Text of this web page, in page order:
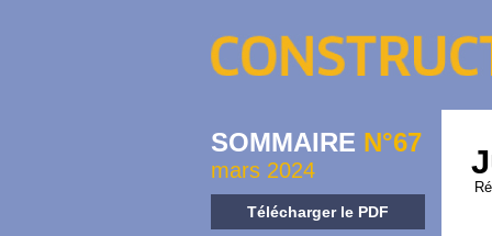
SOMMAIRE N°67
mars 2024
Télécharger le PDF